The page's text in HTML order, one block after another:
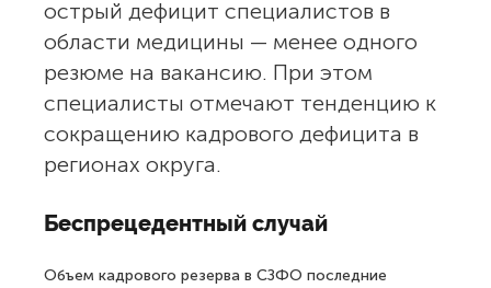
острый дефицит специалистов в
области медицины — менее одного
резюме на вакансию. При этом
специалисты отмечают тенденцию к
сокращению кадрового дефицита в
регионах округа.
Беспрецедентный случай
Объем кадрового резерва в СЗФО последние